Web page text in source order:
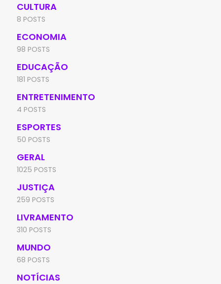
CULTURA
8 POSTS
ECONOMIA
98 POSTS
EDUCAÇÃO
181 POSTS
ENTRETENIMENTO
4 POSTS
ESPORTES
50 POSTS
GERAL
1025 POSTS
JUSTIÇA
259 POSTS
LIVRAMENTO
310 POSTS
MUNDO
68 POSTS
NOTÍCIAS